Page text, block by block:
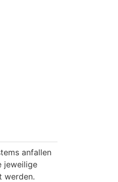
anfallen
jeweilige
werden.